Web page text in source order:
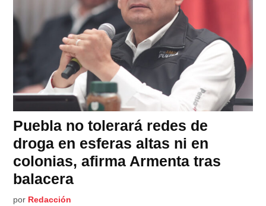
Puebla no tolerará redes de
droga en esferas altas ni en
colonias, afirma Armenta tras
balacera
por Redacción